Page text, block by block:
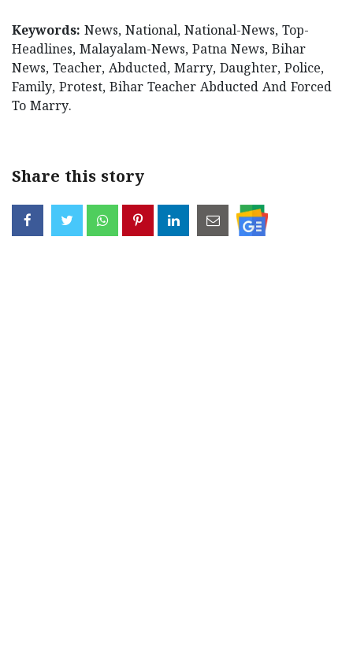
Keywords: News, National, National-News, Top-
Headlines, Malayalam-News, Patna News, Bihar
News, Teacher, Abducted, Marry, Daughter, Police,
Family, Protest, Bihar Teacher Abducted And Forced
To Marry.
Share this story